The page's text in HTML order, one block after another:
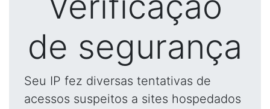
de segurança
Seu IP fez diversas tentativas de
acessos suspeitos a sites hospedados